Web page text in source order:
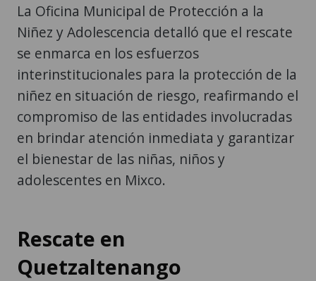
La Oficina Municipal de Protección a la
Niñez y Adolescencia detalló que el rescate
se enmarca en los esfuerzos
interinstitucionales para la protección de la
niñez en situación de riesgo, reafirmando el
compromiso de las entidades involucradas
en brindar atención inmediata y garantizar
el bienestar de las niñas, niños y
adolescentes en Mixco.
Rescate en
Quetzaltenango